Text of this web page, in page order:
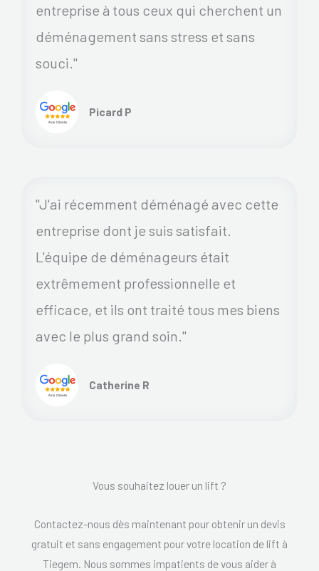
entreprise à tous ceux qui cherchent un
déménagement sans stress et sans
souci."
Picard P
"J'ai récemment déménagé avec cette
entreprise dont je suis satisfait.
L'équipe de déménageurs était
extrêmement professionnelle et
efficace, et ils ont traité tous mes biens
avec le plus grand soin."
Catherine R
Vous souhaitez louer un lift ?
Contactez-nous dès maintenant pour obtenir un devis
gratuit et sans engagement pour votre location de lift à
Tiegem. Nous sommes impatients de vous aider à